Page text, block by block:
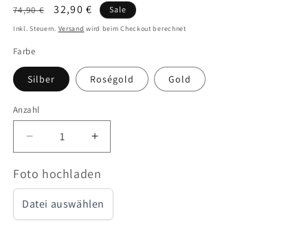
Normaler
Preis
74,90 € Verkaufspreis
32,90 € Sale
Inkl. Steuern. Versand wird beim Checkout berechnet
Farbe
Silber Roségold Gold
Anzahl
Verringere
die
Menge
für
Armband
Erhöhe
die
Menge
für
Armband
Foto hochladen
Datei auswählen